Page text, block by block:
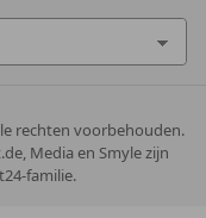
rechten voorbehouden.
Media en Smyle zijn
familie.